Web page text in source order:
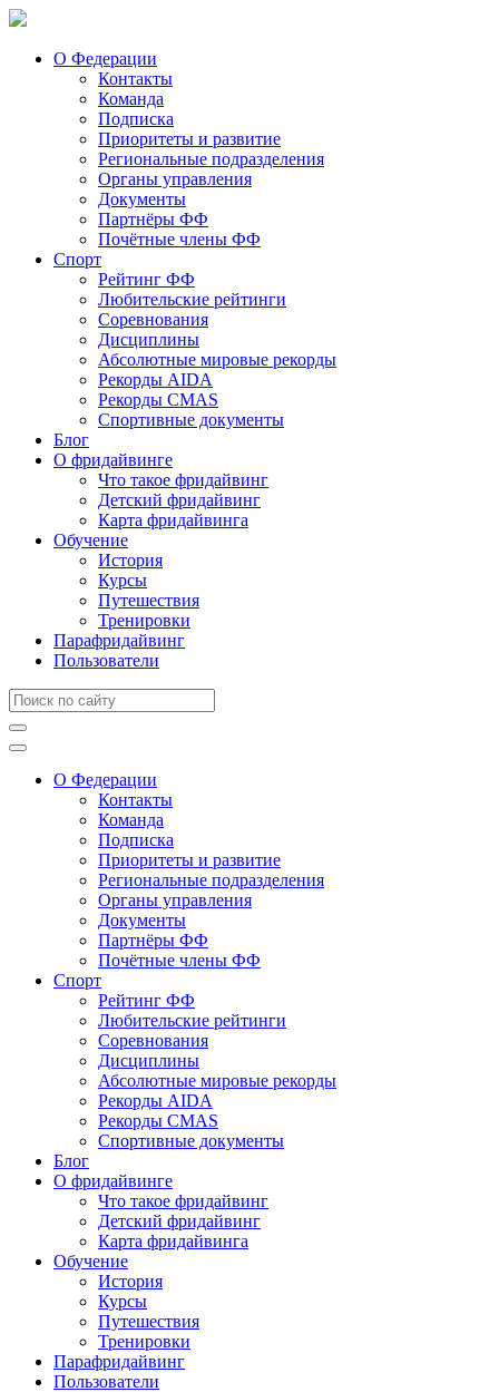
О Федерации
Контакты
Команда
Подписка
Приоритеты и развитие
Региональные подразделения
Органы управления
Документы
Партнёры ФФ
Почётные члены ФФ
Спорт
Рейтинг ФФ
Любительские рейтинги
Соревнования
Дисциплины
Абсолютные мировые рекорды
Рекорды AIDA
Рекорды CMAS
Спортивные документы
Блог
О фридайвинге
Что такое фридайвинг
Детский фридайвинг
Карта фридайвинга
Обучение
История
Курсы
Путешествия
Тренировки
Парафридайвинг
Пользователи
О Федерации
Контакты
Команда
Подписка
Приоритеты и развитие
Региональные подразделения
Органы управления
Документы
Партнёры ФФ
Почётные члены ФФ
Спорт
Рейтинг ФФ
Любительские рейтинги
Соревнования
Дисциплины
Абсолютные мировые рекорды
Рекорды AIDA
Рекорды CMAS
Спортивные документы
Блог
О фридайвинге
Что такое фридайвинг
Детский фридайвинг
Карта фридайвинга
Обучение
История
Курсы
Путешествия
Тренировки
Парафридайвинг
Пользователи